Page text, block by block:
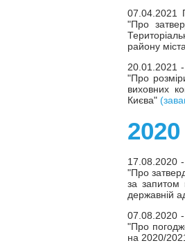
07.04.2021
"Про
району
20.01.2021 -
"Про
виховних
Києва"
2020
17.08.2020 -
"Про
за запитом
державній
07.08.2020 -
"Про
на 2020/